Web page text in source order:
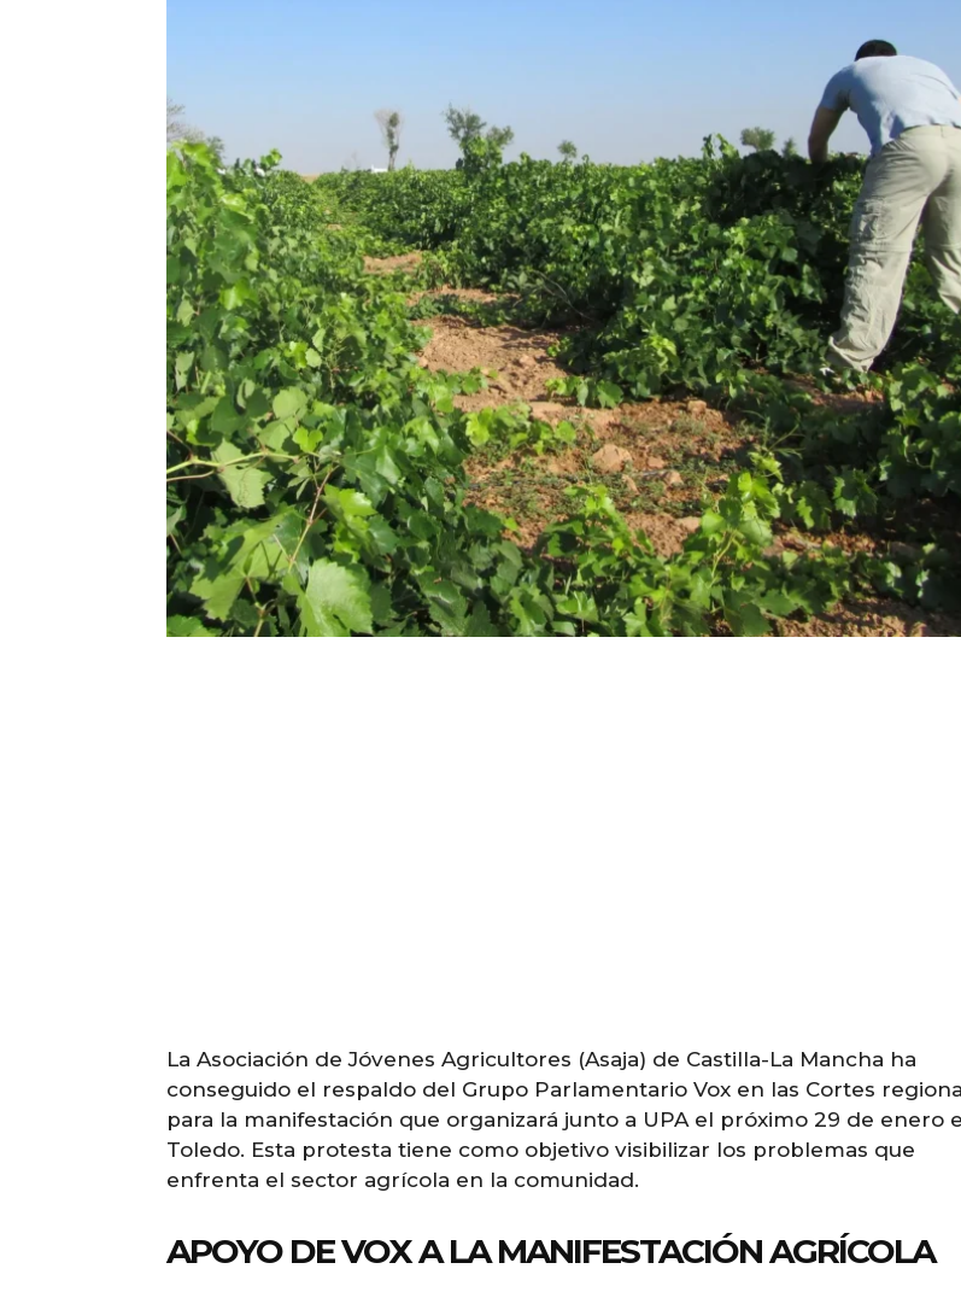
La Asociación de Jóvenes Agricultores (Asaja) de Castilla-La Mancha ha
conseguido el respaldo del Grupo Parlamentario Vox en las Cortes
para la manifestación que organizará junto a UPA el próximo 29 de enero
Toledo. Esta protesta tiene como objetivo visibilizar los problemas que
enfrenta el sector agrícola en la comunidad.
APOYO DE VOX A LA MANIFESTACIÓN AGRÍCOLA